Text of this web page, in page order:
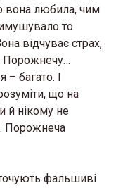
вона любила, чим
то
відчуває страх,
Порожнечу…
– багато. І
що на
й нікому не
Порожнеча
фальшиві